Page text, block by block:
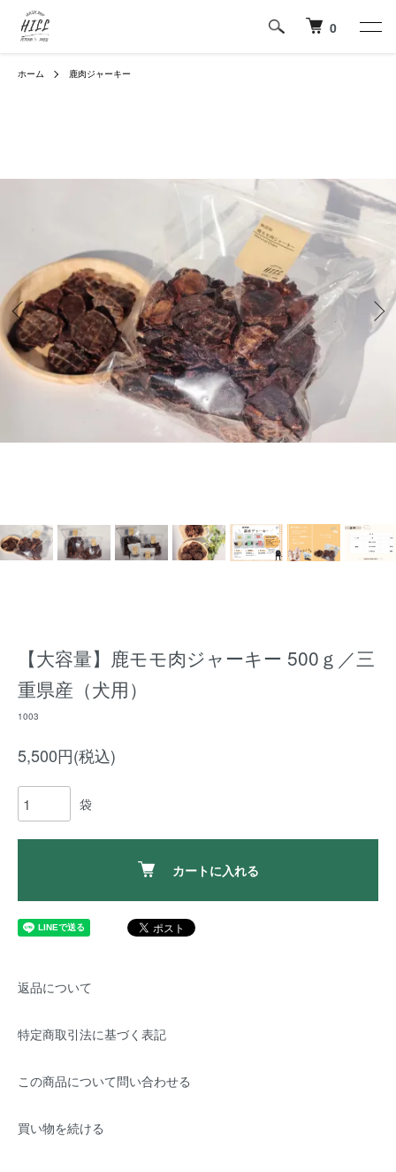
0
ホーム 鹿肉ジャーキー
【大容量】鹿モモ肉ジャーキー 500ｇ／三
重県産（犬用）
1003
5,500円(税込)
袋
カートに入れる
返品について
特定商取引法に基づく表記
この商品について問い合わせる
買い物を続ける